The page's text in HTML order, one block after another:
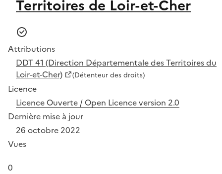
Territoires de Loir-et-Cher
Attributions
DDT 41 (Direction Départementale des Territoires du
Loir-et-Cher)
(Détenteur des droits)
Licence
Licence Ouverte / Open Licence version 2.0
Dernière mise à jour
26 octobre 2022
Vues
0